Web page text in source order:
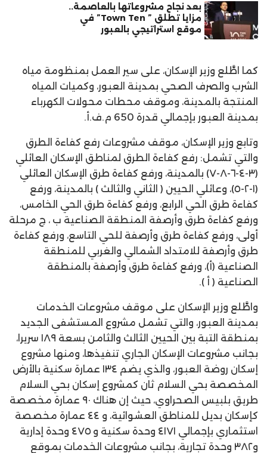
بعد نجاح مشروعاتها بالعاصمة..
مزايا تطلق ” Town Ten” في
موقع استراتيجي بالعبور
كما اطَّلع وزير الإسكان، على سير العمل بمنظومة مياه
الشرب والصرف الصحي بمدينة العبور، وكميات المياه
المنتجة بالمدينة، وموقف محطات محولات الكهرباء
بمدينة العبور بإجمالي قدرة 650 م.ف.أ.
وتابع وزير الإسكان، موقف مشروعات رفع كفاءة الطرق
والتي تشمل: رفع كفاءة الطرق لمناطق الإسكان العائلي
(٣-٤-٦-۸-۷) بالمدينة، ورفع كفاءة طرق الإسكان العائلي
(١-٢-٥)، وعائلي الحيين ( الثاني والثالث ) بالمدينة، ورفع
كفاءة طرق الحي الرابع، ورفع كفاءة طرق الحي الخامس،
ورفع كفاءة طرق وأرصفة المنطقة الصناعية ب ، ج مرحلة
أولى، ورفع كفاءة طرق وأرصفة للحي التاسع، ورفع كفاءة
طرق وأرصفة للامتداد الشمالي والغربي للمنطقة
الصناعية (أ)، ورفع كفاءة طرق وأرصفة بالمنطقة
الصناعية ( أ ).
واطَّلع وزير الإسكان على موقف مشروعات الخدمات
بمدينة العبور، والتي تشمل مشروع المستشفى الجديد
بمنطقة التبة بين الحيين الثالث والثامن بسعة ١٨٩ سريرا،
بجانب مشروعات الإسكان الجاري تنفيذها، ومنها مشروع
إسكان روضة العبور، والذي يضم ١٣٤ عمارة سكنية بالأرض
المخصصة بحي السلام ثان كمشروع إسكان بحي السلام
طريق بلبيس الصحراوي، حيث إن هناك ۹۰ عمارة مخصصة
كإسكان بديل للمناطق العشوائية، و ٤٤ عمارة مخصصة
استثماري بإجمالي ٤١٧١ وحدة سكنية و ٤٧٥ وحدة إدارية
و۳۸۲ وحدة تجارية، بجانب مشروعات الخدمات بموقع